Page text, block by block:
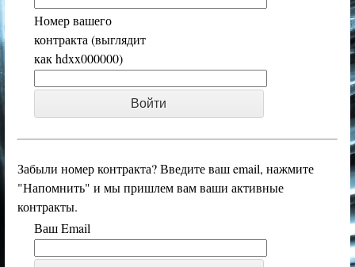
Номер вашего
контракта (выглядит
как hdxx000000)
Забыли номер контракта? Введите ваш email, нажмите
"Напомнить" и мы пришлем вам ваши активные
контракты.
Ваш Email